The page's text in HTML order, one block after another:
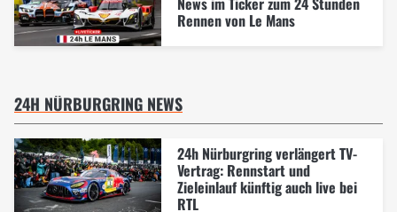
Rennen von Le Mans
24H NÜRBURGRING NEWS
24h Nürburgring verlängert TV-
Vertrag: Rennstart und
Zieleinlauf künftig auch live bei
RTL